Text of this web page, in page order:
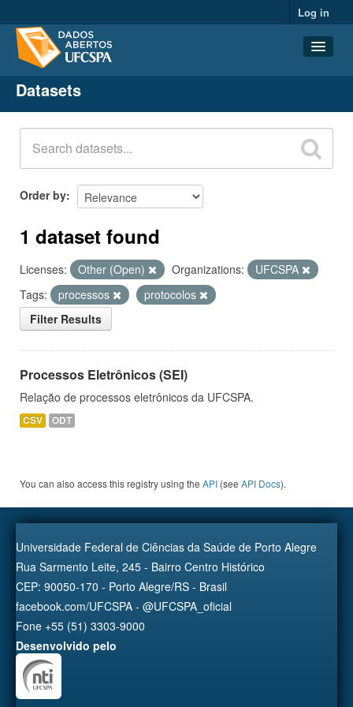
Log in
Datasets
Organizations
Groups
About
Datasets
Order by
1 dataset found
Licenses: Other (Open) Organizations:
UFCSPA
Tags:
processos
protocolos
Filter Results
Processos Eletrônicos (SEI)
Relação de processos eletrônicos da UFCSPA.
CSV ODT
You can also access this registry using the API (see API Docs).
Universidade Federal de Ciências da Saúde de Porto Alegre
Rua Sarmento Leite, 245 - Bairro Centro Histórico
CEP: 90050-170 - Porto Alegre/RS - Brasil
facebook.com/UFCSPA - @UFCSPA_oficial
Fone +55 (51) 3303-9000
Desenvolvido pelo